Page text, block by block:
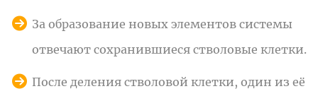
За образование новых элементов системы
отвечают сохранившиеся стволовые клетки.
После деления стволовой клетки, один из её